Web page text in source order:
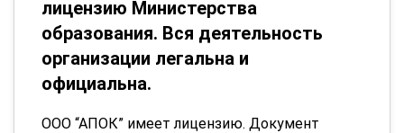
лицензию Министерства
образования. Вся деятельность
организации легальна и
официальна.
ООО “АПОК” имеет лицензию. Документ